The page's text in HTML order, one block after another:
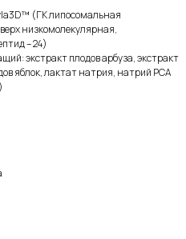
(ГК липосомальная
низкомолекулярная,
– 24)
экстракт плодов арбуза, экстракт
яблок, лактат натрия, натрий PCA